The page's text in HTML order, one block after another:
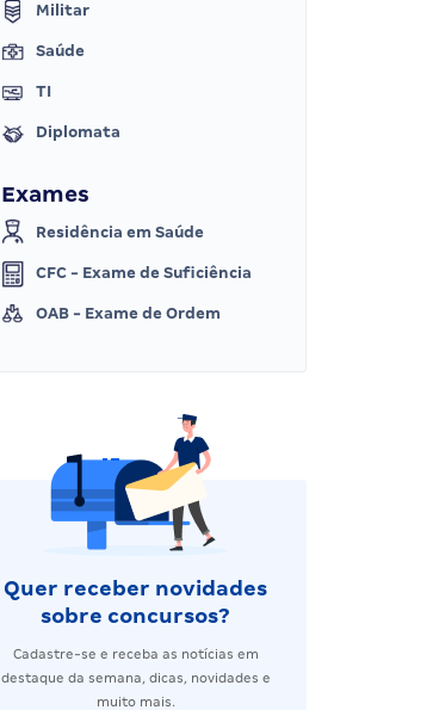
Militar
Saúde
TI
Diplomata
Exames
Residência em Saúde
CFC - Exame de Suficiência
OAB - Exame de Ordem
Quer receber novidades
sobre concursos?
Cadastre-se e receba as notícias em
destaque da semana, dicas, novidades e
muito mais.